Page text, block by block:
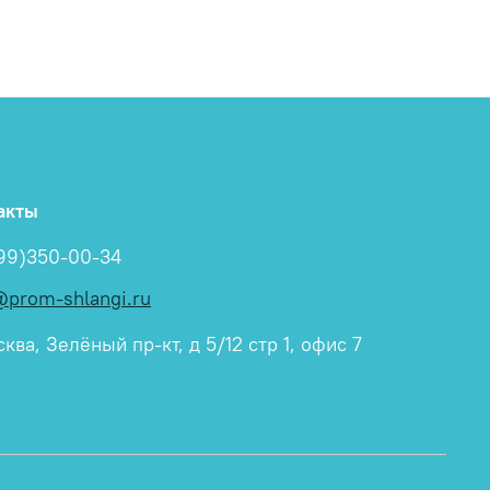
00-34
shlangi.ru
Зелёный пр-кт, д 5/12 стр 1, офис 7